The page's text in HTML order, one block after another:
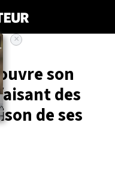
son
des
de ses
×